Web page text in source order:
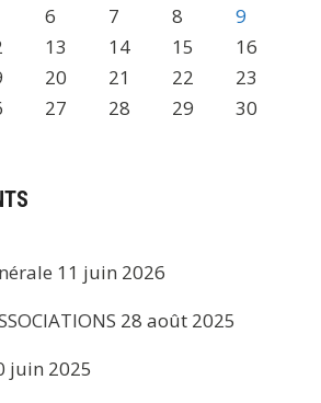
6 7 8
9
13 14 15
16
20 21 22
23
27 28 29
30
11 juin 2026
28 août 2025
juin 2025